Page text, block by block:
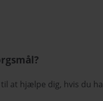
at hjælpe dig, hvis du